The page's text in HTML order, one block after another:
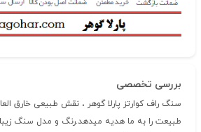
بررسی تخصصی
سنگ راف کوارتز پارلا گوهر ، نقش طبیعی خارق
طبیعت را به ما هدیه میدهد.رنگ و مدل سنگ